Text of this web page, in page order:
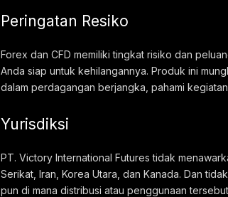
Peringatan Resiko
Forex dan CFD memiliki tingkat risiko dan
Anda siap untuk kehilangannya. Produk ini
dalam perdagangan berjangka, pahami
Yurisdiksi
PT. Victory International Futures tidak
Serikat, Iran, Korea Utara, dan Kanada. Dan
pun di mana distribusi atau penggunaan